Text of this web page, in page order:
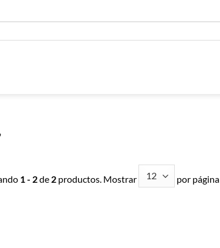
1 - 2de 2 productos. Mostrar por página